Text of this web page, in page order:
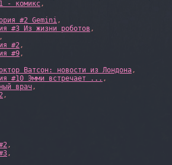
- комикс,
#2 Gemini,
#3 Из жизни роботов ,
,
#2,
#9,
Ватсон: новости из Лондона,
#10 Эмми встречает ... ,
врач,
,
,
,